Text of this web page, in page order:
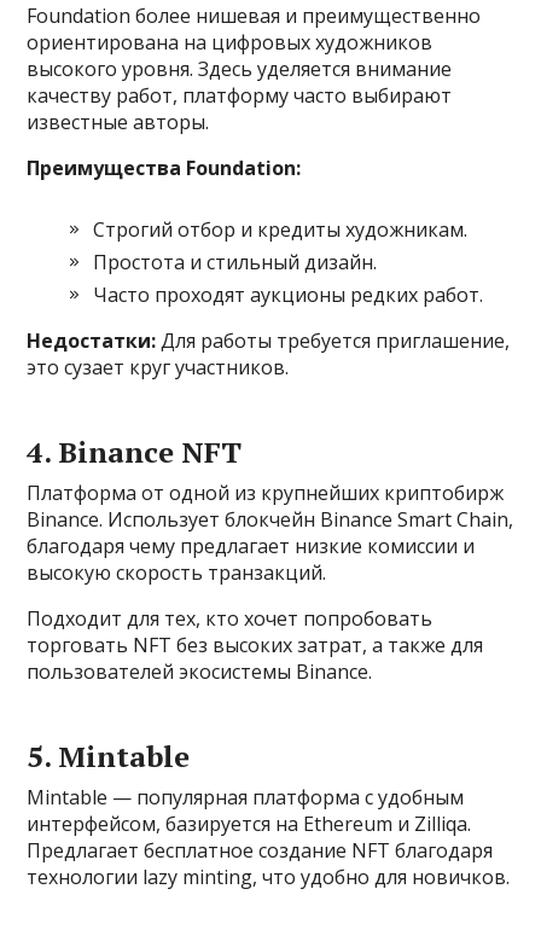
Foundation более нишевая и преимущественно
ориентирована на цифровых художников
высокого уровня. Здесь уделяется внимание
качеству работ, платформу часто выбирают
известные авторы.
Преимущества Foundation:
Строгий отбор и кредиты художникам.
Простота и стильный дизайн.
Часто проходят аукционы редких работ.
Недостатки:Для работы требуется приглашение,
это сузает круг участников.
4. Binance NFT
Платформа от одной из крупнейших криптобирж
Binance. Использует блокчейн Binance Smart Chain,
благодаря чему предлагает низкие комиссии и
высокую скорость транзакций.
Подходит для тех, кто хочет попробовать
торговать NFT без высоких затрат, а также для
пользователей экосистемы Binance.
5. Mintable
Mintable — популярная платформа с удобным
интерфейсом, базируется на Ethereum и Zilliqa.
Предлагает бесплатное создание NFT благодаря
технологии lazy minting, что удобно для новичков.